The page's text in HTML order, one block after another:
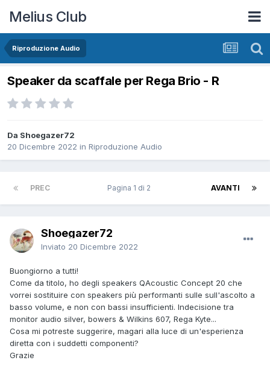
Melius Club
Riproduzione Audio
Speaker da scaffale per Rega Brio - R
Da Shoegazer72
20 Dicembre 2022 in Riproduzione Audio
PREC AVANTI
Pagina 1 di 2
Shoegazer72
Inviato 20 Dicembre 2022
Buongiorno a tutti!
Come da titolo, ho degli speakers QAcoustic Concept 20 che
vorrei sostituire con speakers più performanti sulle sull'ascolto a
basso volume, e non con bassi insufficienti. Indecisione tra
monitor audio silver, bowers & Wilkins 607, Rega Kyte...
Cosa mi potreste suggerire, magari alla luce di un'esperienza
diretta con i suddetti componenti?
Grazie